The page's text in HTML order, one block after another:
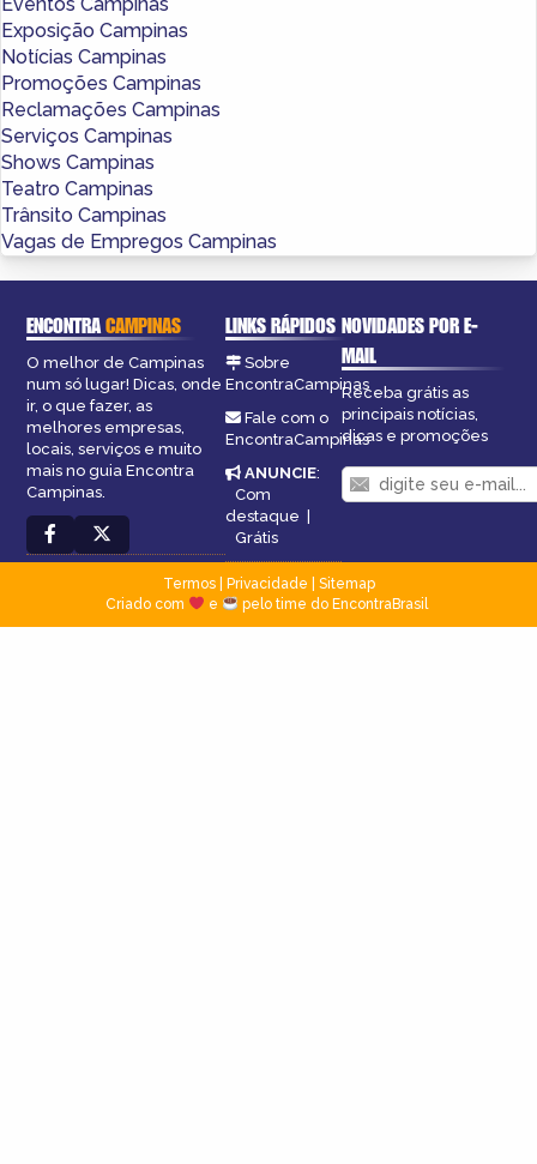
Exposição Campinas
Notícias Campinas
Promoções Campinas
Reclamações Campinas
Serviços Campinas
Shows Campinas
Teatro Campinas
Trânsito Campinas
Vagas de Empregos Campinas
ENCONTRACAMPINAS
O melhor de Campinas
num só lugar! Dicas, onde
ir, o que fazer, as
melhores empresas,
locais, serviços e muito
mais no guia Encontra
Campinas.
LINKS RÁPIDOS
Sobre
EncontraCampinas
Fale com o
EncontraCampinas
ANUNCIE:
Com
destaque
Grátis
NOVIDADES POR E-
MAIL
Receba grátis as
principais notícias,
dicas e promoções
Termos| Privacidade
Sitemap
Criado com
e pelo time do EncontraBrasil